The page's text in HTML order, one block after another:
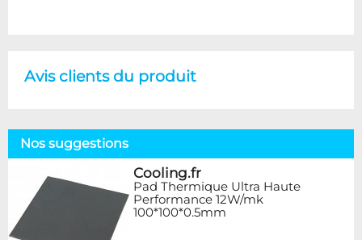
Avis clients du produit
Nos suggestions
Cooling.fr
Pad Thermique Ultra Haute
Performance 12W/mk
100*100*0.5mm